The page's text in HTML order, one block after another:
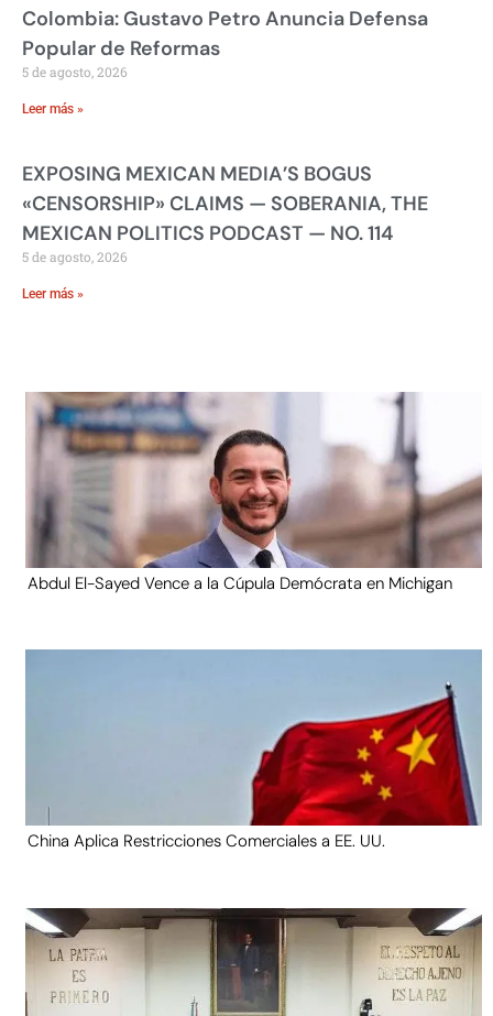
Colombia: Gustavo Petro Anuncia Defensa
Popular de Reformas
5 de agosto, 2026
Leer más »
EXPOSING MEXICAN MEDIA’S BOGUS
«CENSORSHIP» CLAIMS — SOBERANIA, THE
MEXICAN POLITICS PODCAST — NO. 114
5 de agosto, 2026
Leer más »
Abdul El-Sayed Vence a la Cúpula Demócrata en Michigan
China Aplica Restricciones Comerciales a EE. UU.